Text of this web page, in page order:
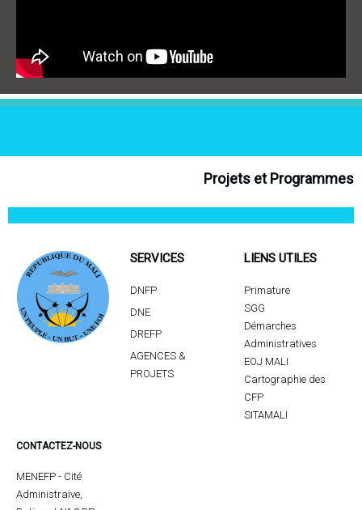
Projets et Programmes
SERVICES
DNFP
DNE
DREFP
AGENCES &
PROJETS
LIENS UTILES
Primature
SGG
Démarches
Administratives
EOJ MALI
Cartographie des
CFP
SITAMALI
CONTACTEZ-NOUS
MENEFP - Cité
Administraive,